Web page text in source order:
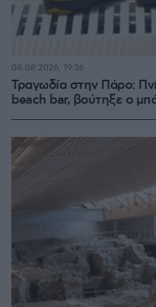
Τραγωδία στην Πάρο:
beach bar, βούτηξε ο
08.08.2026, 19:36